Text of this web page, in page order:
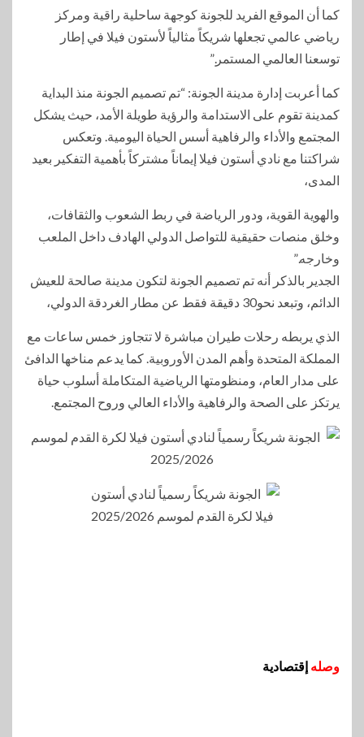
كما أن الموقع الفريد للجونة كوجهة ساحلية راقية ومركز
رياضي عالمي تجعلها شريكاً مثالياً لأستون فيلا في إطار
توسعنا العالمي المستمر.”
كما أعربت إدارة مدينة الجونة: “تم تصميم الجونة منذ البداية
كمدينة تقوم على الاستدامة والرؤية طويلة الأمد، حيث يشكل
المجتمع والأداء والرفاهية أسس الحياة اليومية. وتعكس
شراكتنا مع نادي أستون فيلا إيماناً مشتركاً بأهمية التفكير بعيد
المدى،
والهوية القوية، ودور الرياضة في ربط الشعوب والثقافات،
وخلق منصات حقيقية للتواصل الدولي الهادف داخل الملعب
وخارجه.”
الجدير بالذكر أنه تم تصميم الجونة لتكون مدينة صالحة للعيش
الدائم، وتبعد نحو30 دقيقة فقط عن مطار الغردقة الدولي،
الذي يربطه رحلات طيران مباشرة لا تتجاوز خمس ساعات مع
المملكة المتحدة وأهم المدن الأوروبية. كما يدعم مناخها الدافئ
على مدار العام، ومنظومتها الرياضية المتكاملة أسلوب حياة
يرتكز على الصحة والرفاهية والأداء العالي وروح المجتمع.
وصله إقتصادية